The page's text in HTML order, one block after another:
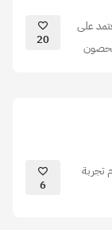
على
20
تجربة
6